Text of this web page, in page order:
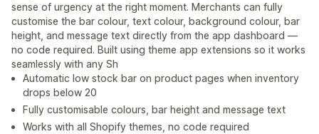
sense of urgency at the right moment. Merchants can fully
customise the bar colour, text colour, background colour, bar
height, and message text directly from the app dashboard —
no code required. Built using theme app extensions so it works
seamlessly with any Sh
Automatic low stock bar on product pages when inventory
drops below 20
Fully customisable colours, bar height and message text
Works with all Shopify themes, no code required